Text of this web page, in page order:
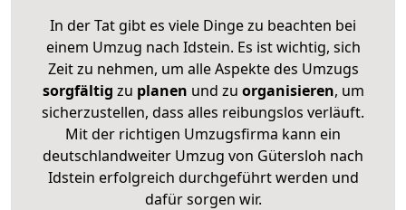
In der Tat gibt es viele Dinge zu beachten bei
einem Umzug nach Idstein. Es ist wichtig, sich
Zeit zu nehmen, um alle Aspekte des Umzugs
sorgfältig zu planen und zu organisieren, um
sicherzustellen, dass alles reibungslos verläuft.
Mit der richtigen Umzugsfirma kann ein
deutschlandweiter Umzug von Gütersloh nach
Idstein erfolgreich durchgeführt werden und
dafür sorgen wir.